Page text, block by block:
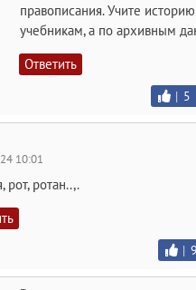
правописания. Учите
учебникам, а по архивным
Ответить
| 5
10:01
рот, ротан..,.
| 9